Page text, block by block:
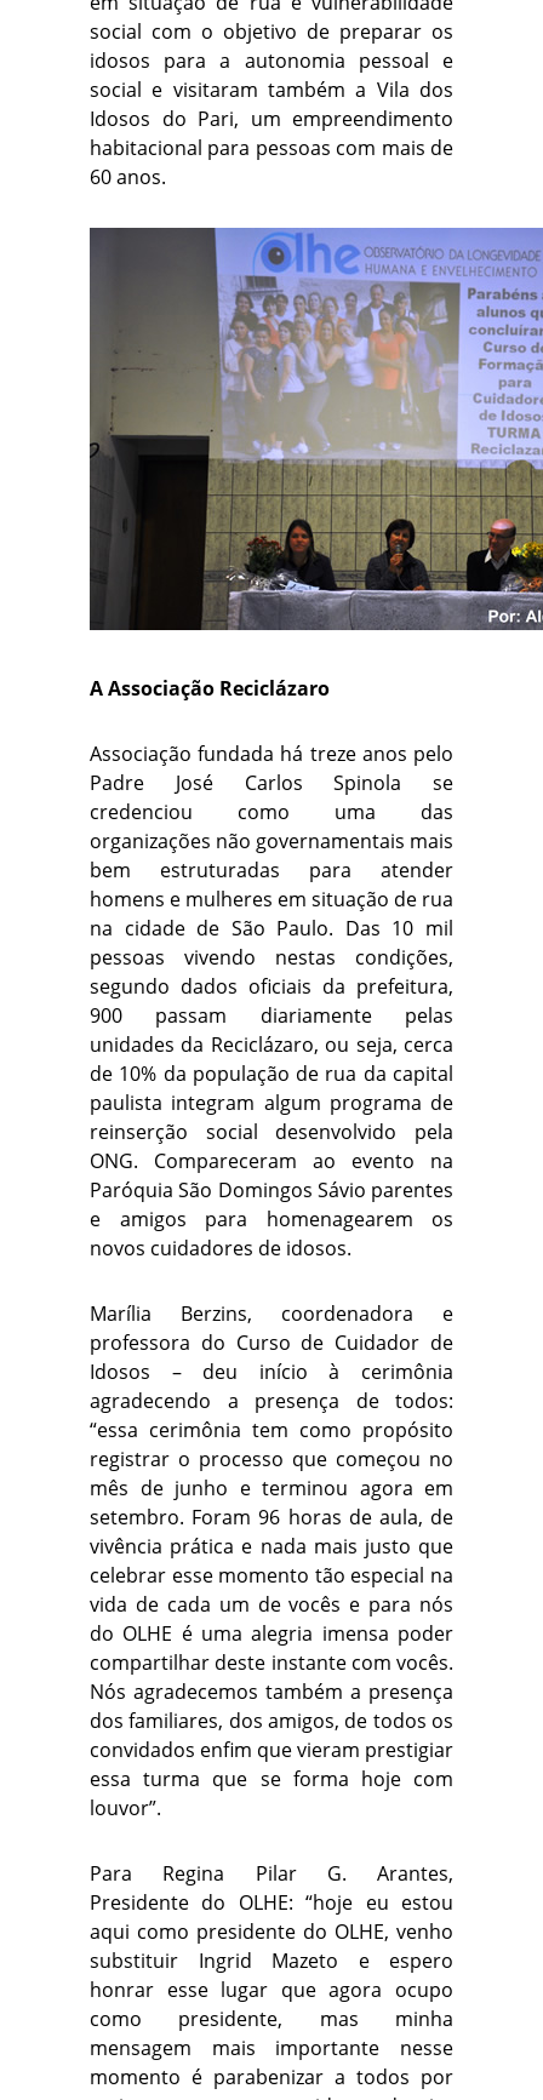
social com o objetivo de preparar os
idosos para a autonomia pessoal e
social e visitaram também a Vila dos
Idosos do Pari, um empreendimento
habitacional para pessoas com mais de
60 anos.
A Associação Reciclázaro
Associação fundada há treze anos pelo
Padre José Carlos Spinola se
credenciou como uma das
organizações não governamentais mais
bem estruturadas para atender
homens e mulheres em situação de rua
na cidade de São Paulo. Das 10 mil
pessoas vivendo nestas condições,
segundo dados oficiais da prefeitura,
900 passam diariamente pelas
unidades da Reciclázaro, ou seja, cerca
de 10% da população de rua da capital
paulista integram algum programa de
reinserção social desenvolvido pela
ONG. Compareceram ao evento na
Paróquia São Domingos Sávio parentes
e amigos para homenagearem os
novos cuidadores de idosos.
Marília Berzins, coordenadora e
professora do Curso de Cuidador de
Idosos – deu início à cerimônia
agradecendo a presença de todos:
“essa cerimônia tem como propósito
registrar o processo que começou no
mês de junho e terminou agora em
setembro. Foram 96 horas de aula, de
vivência prática e nada mais justo que
celebrar esse momento tão especial na
vida de cada um de vocês e para nós
do OLHE é uma alegria imensa poder
compartilhar deste instante com vocês.
Nós agradecemos também a presença
dos familiares, dos amigos, de todos os
convidados enfim que vieram prestigiar
essa turma que se forma hoje com
louvor”.
Para Regina Pilar G. Arantes,
Presidente do OLHE: “hoje eu estou
aqui como presidente do OLHE, venho
substituir Ingrid Mazeto e espero
honrar esse lugar que agora ocupo
como presidente, mas minha
mensagem mais importante nesse
momento é parabenizar a todos por